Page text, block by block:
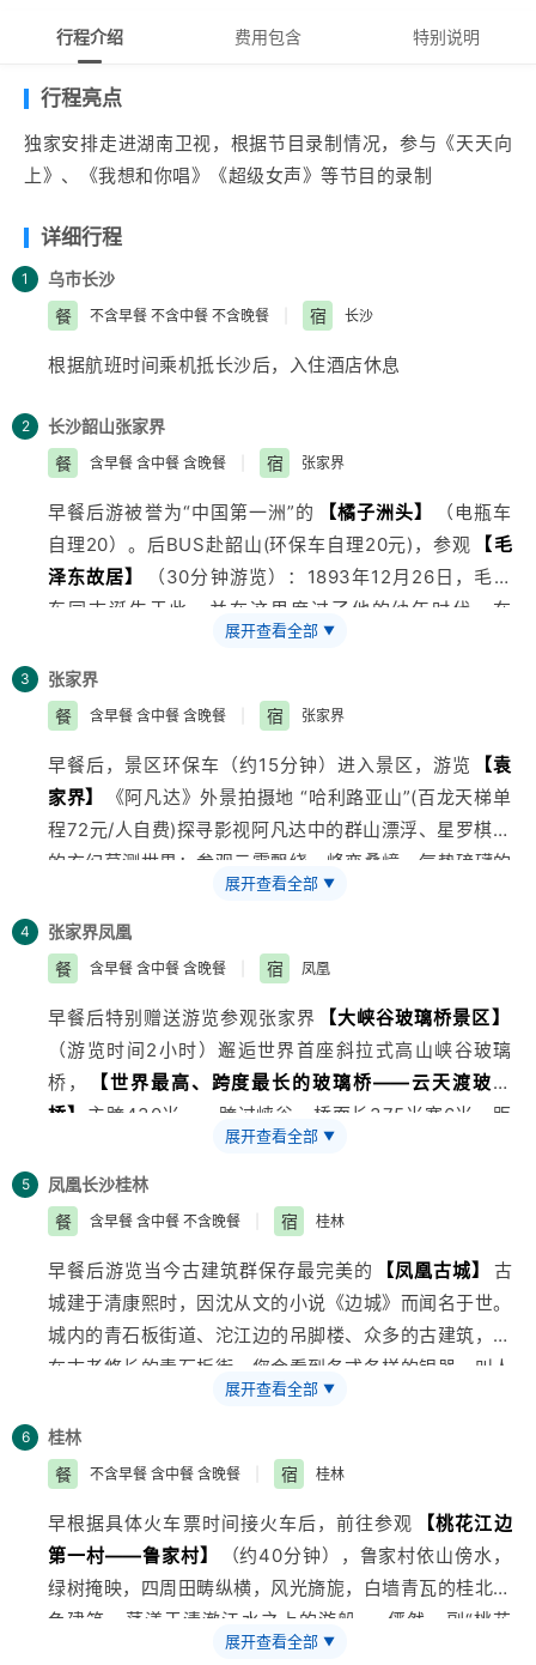
行程介绍 费用包含 特别说明
行程亮点
独家安排走进湖南卫视，根据节目录制情况，参与《天天向
上》、《我想和你唱》《超级女声》等节目的录制
详细行程
1 乌市长沙
餐
不含早餐 不含中餐 不含晚餐 宿 长沙
根据航班时间乘机抵长沙后，入住酒店休息
2 长沙韶山张家界
餐
含早餐 含中餐 含晚餐 宿 张家界
早餐后游被誉为“中国第一洲”的 【橘子洲头】
（电瓶车
自理20）。后BUS赴韶山(环保车自理20元)，参观
【毛
泽东故居】
（30分钟游览）：1893年12月26日，毛泽
东同志诞生于此，并在这里度过了他的幼年时代。在
（30分钟游览），毛主席铜像前缅怀我们
的伟大毛主席。后乘车赴张家界。入住树屋酒店休息。
展开查看全部 ▼
3
张家界
餐
含早餐 含中餐 含晚餐 宿 张家界
早餐后，景区环保车（约15分钟）进入景区，游览
【袁
家界】
《阿凡达》外景拍摄地 “哈利路亚山”(百龙天梯单
程72元/人自费)探寻影视阿凡达中的群山漂浮、星罗棋布
的玄幻莫测世界；参观云雾飘绕、峰峦叠嶂，气势磅礴的
迷魂台、天下第一桥等空中绝景。尔后，漫步神秘大峡谷
——【金鞭溪】
谷”金鞭溪；金鞭溪以峰称奇，以谷显幽，三千座石峰拔
地而起，金鞭岩、神鹰护鞭、西游记外景拍摄地、形态各
异，享受最清新的鸟语花香，潺潺流水。晚餐后可自费
228元/人欣赏大型民俗表演【梦幻张家界】 （观赏时间
约1.5小时）。
特别赠送：三下锅（张家界的特色风味餐----土家三下
种待客习俗传下来，并发展成一道独特的土家名菜，古称
“合菜”，又名“三下锅）舌尖上的湘西让您品尝最地道的
展开查看全部 ▼
4 张家界凤凰
餐
含早餐 含中餐 含晚餐 宿 凤凰
早餐后特别赠送游览参观张家界
【大峡谷玻璃桥景区】
（游览时间2小时）邂逅世界首座斜拉式高山峡谷玻璃
桥，
【世界最高、跨度最长的玻璃桥——云天渡玻璃
桥】
主跨430米，一跨过峡谷，桥面长375米宽6米，距
谷底相对高度约300米！全透明玻璃铺设，拥有世界最长
玻璃人行桥，世界最高蹦极台，世界最陡蹓索等十项世界
第一，被称为“世界桥梁建筑史上的奇迹”全程都是玻璃为
底，张家界的美丽风景尽收眼底！乘寻宝电梯（需另行付
费35元）和峡谷游船参观【大峡谷景区】，整个大峡谷
和南方红旗渠的水流都来源于这里，峡谷中的两面石壁，
溪泉众多，满峡飞流。大峡谷中的飞瀑神泉比比皆是，一
路游览下来，让人目不暇接，峡谷里植被繁茂，宛如来到
界大峡谷玻璃桥作为世界第一高空玻璃桥也为世人展现张
家界大峡谷的又一个奇迹。后赴张家界，特别赠送大湘西
【墨戎苗寨】，苗语：有龙的地方。对了歌、喝了酒、
击完鼓、品完茶、跳完竹竿舞、感受完苗族人神秘的巫术
以后，才能体验寨子里待客的最高礼遇——【长拢
，那些热情的姑娘，一定要您对上苗家山歌之后，
展开查看全部 ▼
5 凤凰长沙桂林
餐
含早餐 含中餐 不含晚餐 宿 桂林
早餐后游览当今古建筑群保存最完美的 【凤凰古城】
古
城建于清康熙时，因沈从文的小说《边城》而闻名于世。
城内的青石板街道、沱江边的吊脚楼、众多的古建筑，走
在古老悠长的青石板街，您会看到各式各样的银器，叫人
馋涎欲滴的小吃，叫不出名的土特产，让人惊叹的苗家老
太剪纸，凤凰著名特产姜糖的制做过程，以及浓厚的苗族
风情，构成了独具一格的湘西韵味，那一弯沱江水，一叠
翠微峰，一溜石板路，一排吊脚楼，一座风雨桥，一批文
化人，不知令多少人梦牵魂（游览约2小时）后乘车前往
长沙（约6.5小时）。到达长沙后根据火车时间乘车前往
桂林。
温馨提示：
展开查看全部 ▼
6
桂林
餐
不含早餐 含中餐 含晚餐 宿 桂林
早根据具体火车票时间接火车后，前往参观
【桃花江边
第一村——鲁家村】
（约40分钟），鲁家村依山傍水，
绿树掩映，四周田畴纵横，风光旖旎，白墙青瓦的桂北特
色建筑，荡漾于清澈江水之上的游船……俨然一副“桃花
源”景象，桂林老八景之一的“阳江秋月”即指这里，电视
展开查看全部 ▼